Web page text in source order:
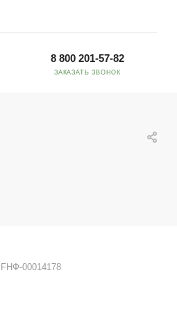
8 800 201-57-82
ЗАКАЗАТЬ ЗВОНОК
FНФ-00014178